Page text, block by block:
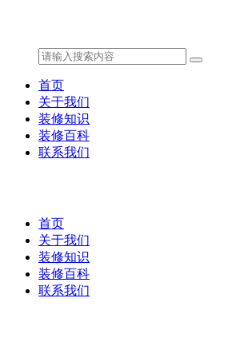
首页
关于我们
装修知识
装修百科
联系我们
首页
关于我们
装修知识
装修百科
联系我们